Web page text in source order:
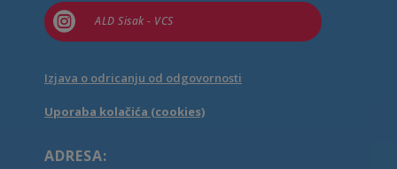
 ALD Sisak - VCS
Izjava o odricanju od odgovornosti
Uporaba kolačića (cookies)
ADRESA: